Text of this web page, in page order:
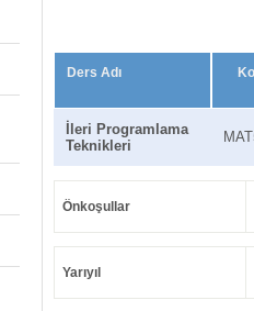
Ders Adı
İleri Programlama
Teknikleri
Önkoşullar
Yarıyıl